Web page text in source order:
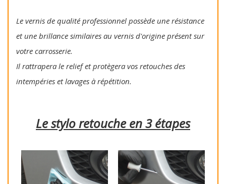
Le vernis de qualité professionnel possède une résistance
et une brillance similaires au vernis d'origine présent sur
votre carrosserie.
Il rattrapera le relief et protègera vos retouches des
intempéries et lavages à répétition.
Le stylo retouche en 3 étapes